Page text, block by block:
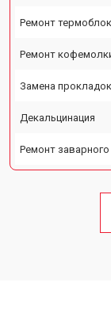
Ремонт
Ремонт
Замена прокладок
Декальцинация
Ремонт